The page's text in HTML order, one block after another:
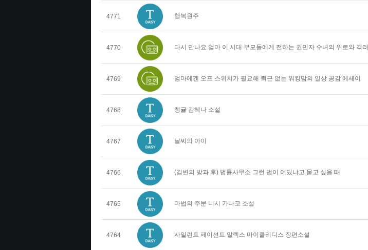
4771 행복원주
4770 다시 만나요 엄마 이 시대 부모들에게 전하는 권민자 수녀의 위로와 격려
4769 엄마에겐 오프 스위치가 필요해 퇴근 없는 워킹맘의 일상 공감 에세이
4768 청귤 김혜나 소설
4767 날씨의 아이
4766 (김변의 방과 후) 법률사무소 그런 법이 어딨냐고 묻고 싶을 때
4765 마법의 주문 니시 가나코 소설
4764 사일런트 페이션트 알렉스 마이클리디스 장편소설